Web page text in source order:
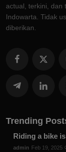
actual, terkini, dan
Indowarta. Tidak
diberikan.
Trending
Riding a bike
admin Feb 19, 2025